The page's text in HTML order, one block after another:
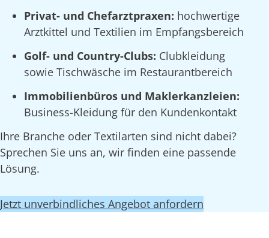
Privat- und Chefarztpraxen: hochwertige
Arztkittel und Textilien im Empfangsbereich
Golf- und Country-Clubs: Clubkleidung
sowie Tischwäsche im Restaurantbereich
Immobilienbüros und Maklerkanzleien:
Business-Kleidung für den Kundenkontakt
Ihre Branche oder Textilarten sind nicht dabei?
Sprechen Sie uns an, wir finden eine passende
Lösung.
Jetzt unverbindliches Angebot anfordern